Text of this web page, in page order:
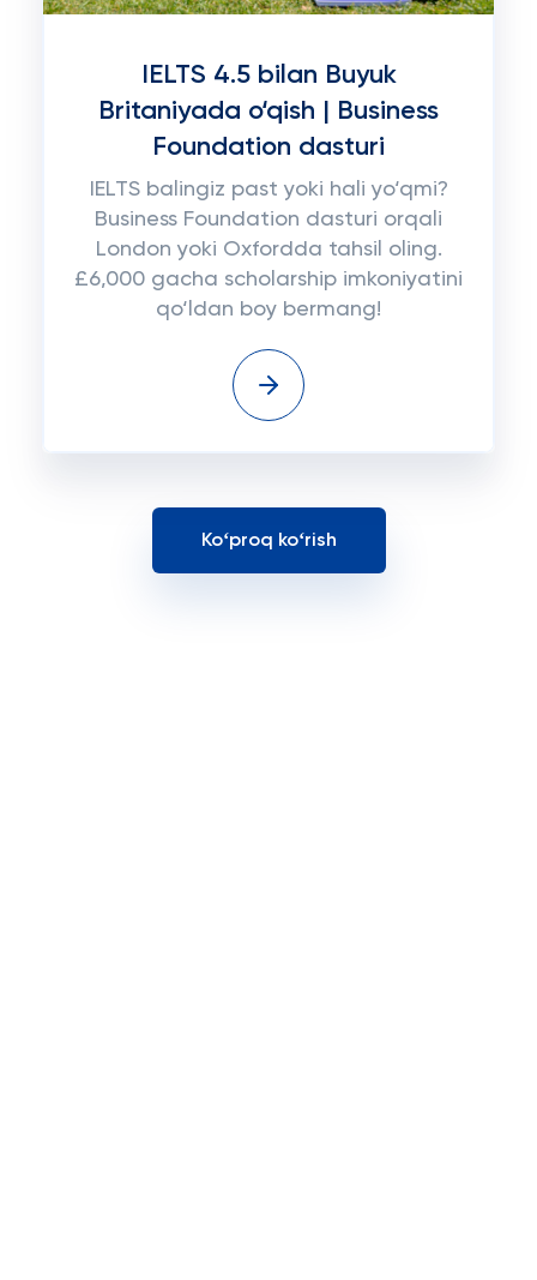
IELTS 4.5 bilan Buyuk
Britaniyada o‘qish | Business
Foundation dasturi
IELTS balingiz past yoki hali yo‘qmi?
Business Foundation dasturi orqali
London yoki Oxfordda tahsil oling.
£6,000 gacha scholarship imkoniyatini
qo‘ldan boy bermang!
Koʻproq koʻrish